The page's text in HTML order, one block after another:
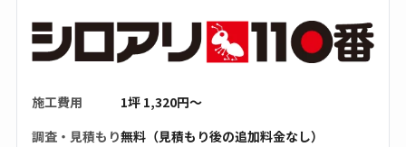
施工費用
1坪 1,320円〜
調査・見積もり無料（見積もり後の追加料金なし）